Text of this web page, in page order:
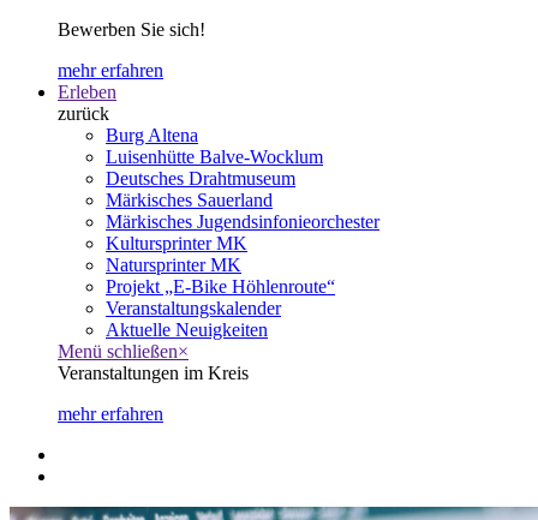
Bewerben Sie sich!
mehr erfahren
Erleben
zurück
Burg Altena
Luisenhütte Balve-Wocklum
Deutsches Drahtmuseum
Märkisches Sauerland
Märkisches Jugendsinfonieorchester
Kultursprinter MK
Natursprinter MK
Projekt „E-Bike Höhlenroute“
Veranstaltungskalender
Aktuelle Neuigkeiten
Menü schließen×
Veranstaltungen im Kreis
mehr erfahren